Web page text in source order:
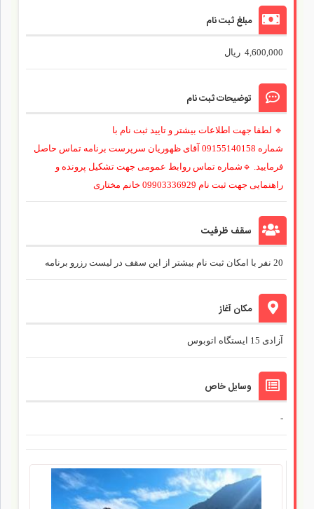
مبلغ ثبت نام
4,600,000 ریال
توضیحات ثبت نام
🔹 لطفا جهت اطلاعات بیشتر و تایید ثبت نام با
شماره 09155140158 آقای ظهوریان سرپرست برنامه تماس حاصل
فرمایید. 🔹شماره تماس روابط عمومی جهت تشکیل پرونده و
راهنمایی جهت ثبت نام 09903336929 خانم مختاری
سقف ظرفیت
20 نفر با امکان ثبت نام بیشتر از این سقف در لیست رزرو برنامه
مکان آغاز
آزادی 15 ایستگاه اتوبوس
وسایل خاص
-